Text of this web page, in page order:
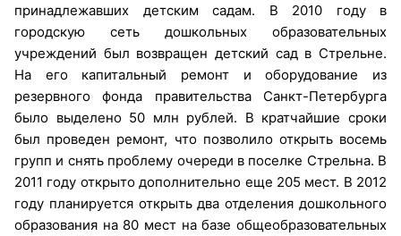
принадлежавших детским садам. В 2010 году в
городскую сеть дошкольных образовательных
учреждений был возвращен детский сад в Стрельне.
На его капитальный ремонт и оборудование из
резервного фонда правительства Санкт-Петербурга
было выделено 50 млн рублей. В кратчайшие сроки
был проведен ремонт, что позволило открыть восемь
групп и снять проблему очереди в поселке Стрельна. В
2011 году открыто дополнительно еще 205 мест. В 2012
году планируется открыть два отделения дошкольного
образования на 80 мест на базе общеобразовательных